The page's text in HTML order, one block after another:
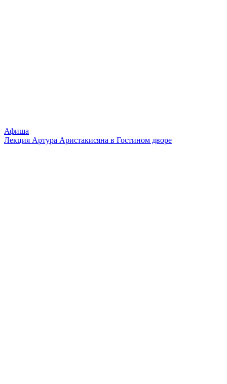
Афиша
Лекция Артура Аристакисяна в Гостином дворе